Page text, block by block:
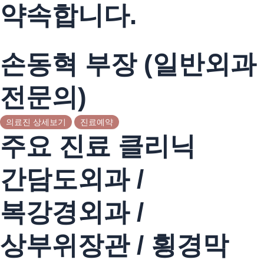
약속합니다.
손동혁 부장 (일반외과
전문의)
의료진 상세보기 진료예약
주요 진료 클리닉
간담도외과 /
복강경외과 /
상부위장관 / 횡경막